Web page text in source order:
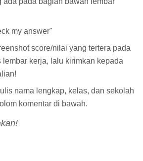
my answer"
score/nilai yang tertera pada
lembar kerja, lalu kirimkan kepada
nama lengkap, kelas, dan sekolah
komentar di bawah.